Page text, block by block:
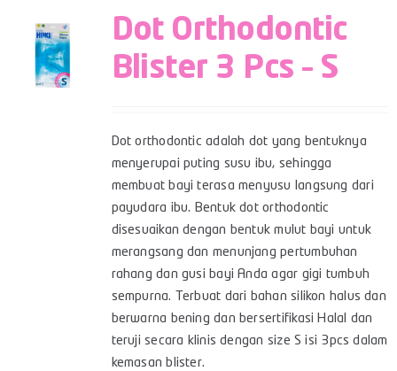
Dot Orthodontic
Blister 3 Pcs – S
Dot orthodontic adalah dot yang bentuknya
menyerupai puting susu ibu, sehingga
membuat bayi terasa menyusu langsung dari
payudara ibu. Bentuk dot orthodontic
disesuaikan dengan bentuk mulut bayi untuk
merangsang dan menunjang pertumbuhan
rahang dan gusi bayi Anda agar gigi tumbuh
sempurna. Terbuat dari bahan silikon halus dan
berwarna bening dan bersertifikasi Halal dan
teruji secara klinis dengan size S isi 3pcs dalam
kemasan blister.